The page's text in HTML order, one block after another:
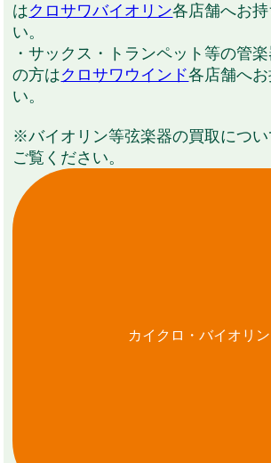
はクロサワバイオリン各店舗へお
い。
・サックス・トランペット等の管
の方はクロサワウインド各店舗へ
い。
※バイオリン等弦楽器の買取につい
ご覧ください。
カイクロ・バイオリン